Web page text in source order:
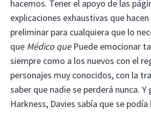
hacemos. Tener el apoyo de las
explicaciones exhaustivas que
preliminar para cualquiera que lo
que Médico quePuede emocionar
siempre como a los nuevos con el
personajes muy conocidos, con la
saber que nadie se perderá nunca. Y
Harkness, Davies sabía que se podía